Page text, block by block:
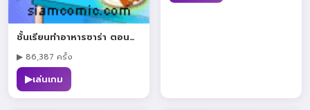
ชั้นเรียนทำอาหารซาร่า ตอนพายฟักทอง
▶ 86,387 ครั้ง
▶เล่นเกม